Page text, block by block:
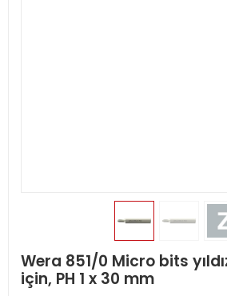
Wera 851/0 Micro bits
için, PH 1 x 30 mm